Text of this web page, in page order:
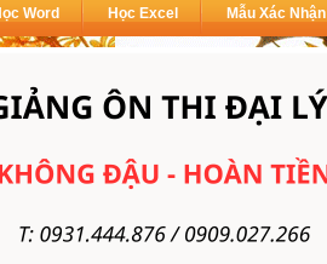
Word Học Excel Mẫu Xác Nhận